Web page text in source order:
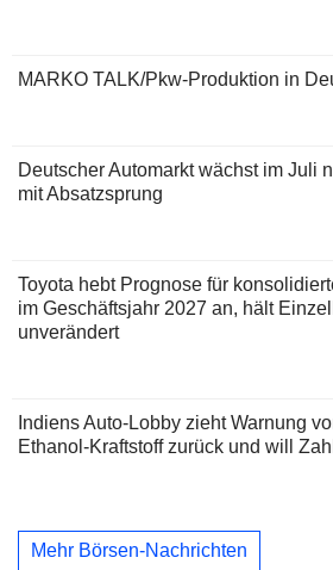
MARKO TALK/Pkw-Produktion in
Deutscher Automarkt wächst im Juli
mit Absatzsprung
Toyota hebt Prognose für
im Geschäftsjahr 2027 an, hält
unverändert
Indiens Auto-Lobby zieht Warnung
Ethanol-Kraftstoff zurück und will
Mehr Börsen-Nachrichten